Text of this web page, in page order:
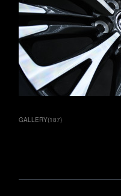
GALLERY(187)